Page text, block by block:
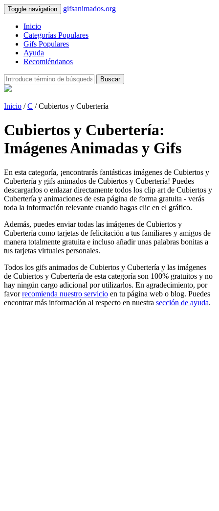
Toggle navigation gifsanimados.org
Inicio
Categorías Populares
Gifs Populares
Ayuda
Recomiéndanos
Buscar
Inicio /C / Cubiertos y Cubertería
Cubiertos y Cubertería:
Imágenes Animadas y Gifs
En esta categoría, ¡encontrarás fantásticas imágenes de Cubiertos y
Cubertería y gifs animados de Cubiertos y Cubertería! Puedes
descargarlos o enlazar directamente todos los clip art de Cubiertos y
Cubertería y animaciones de esta página de forma gratuita - verás
toda la información relevante cuando hagas clic en el gráfico.
Además, puedes enviar todas las imágenes de Cubiertos y
Cubertería como tarjetas de felicitación a tus familiares y amigos de
manera totalmente gratuita e incluso añadir unas palabras bonitas a
tus tarjetas virtuales personales.
Todos los gifs animados de Cubiertos y Cubertería y las imágenes
de Cubiertos y Cubertería de esta categoría son 100% gratuitos y no
hay ningún cargo adicional por utilizarlos. En agradecimiento, por
favorrecomienda nuestro servicio en tu página web o blog. Puedes
encontrar más información al respecto en nuestra sección de ayuda.